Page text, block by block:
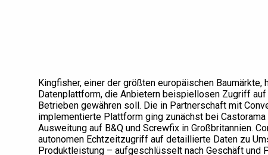
Kingfisher, einer der größten europäischen
Datenplattform, die Anbietern beispiellosen Zugriff
Betrieben gewähren soll. Die in Partnerschaft mit
implementierte Plattform ging zunächst bei
Ausweitung auf B&Q und Screwfix in Großbritannien.
autonomen Echtzeitzugriff auf detaillierte Daten zu
Produktleistung – aufgeschlüsselt nach Geschäft